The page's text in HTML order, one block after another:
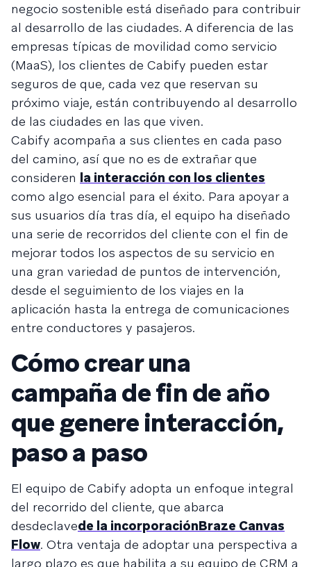
negocio sostenible está diseñado para contribuir
al desarrollo de las ciudades. A diferencia de las
empresas típicas de movilidad como servicio
(MaaS), los clientes de Cabify pueden estar
seguros de que, cada vez que reservan su
próximo viaje, están contribuyendo al desarrollo
de las ciudades en las que viven.
Cabify acompaña a sus clientes en cada paso
del camino, así que no es de extrañar que
consideren la interacción con los clientes
como algo esencial para el éxito. Para apoyar a
sus usuarios día tras día, el equipo ha diseñado
una serie de recorridos del cliente con el fin de
mejorar todos los aspectos de su servicio en
una gran variedad de puntos de intervención,
desde el seguimiento de los viajes en la
aplicación hasta la entrega de comunicaciones
entre conductores y pasajeros.
Cómo crear una
campaña de fin de año
que genere interacción,
paso a paso
El equipo de Cabify adopta un enfoque integral
del recorrido del cliente, que abarca
desdeclavede la incorporaciónBraze Canvas
Flow. Otra ventaja de adoptar una perspectiva a
largo plazo es que habilita a su equipo de CRM a